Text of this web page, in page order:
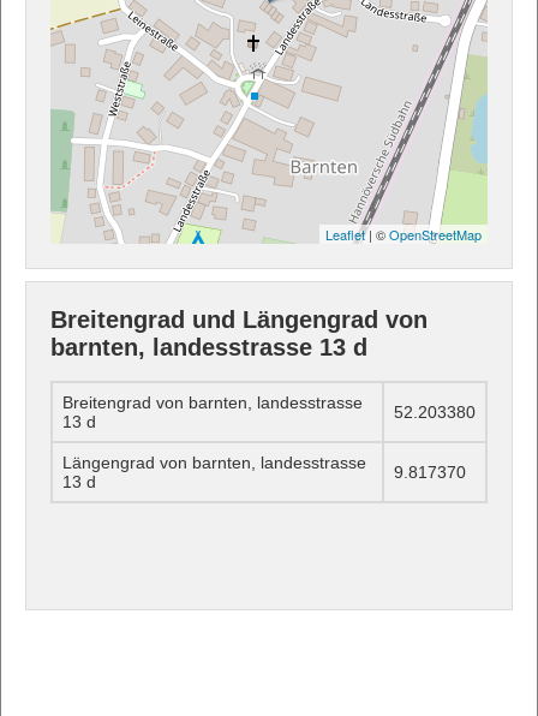
Leaflet| ©OpenStreetMap
Breitengrad und Längengrad von
barnten, landesstrasse 13 d
Breitengrad von barnten, landesstrasse
13 d
52.203380
Längengrad von barnten, landesstrasse
13 d
9.817370